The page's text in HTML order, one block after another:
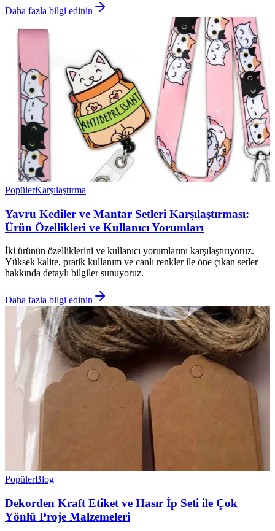
Daha fazla bilgi edinin
PopülerKarşılaştırma
Yavru Kediler ve Mantar Setleri Karşılaştırması:
Ürün Özellikleri ve Kullanıcı Yorumları
İki ürünün özelliklerini ve kullanıcı yorumlarını karşılaştırıyoruz.
Yüksek kalite, pratik kullanım ve canlı renkler ile öne çıkan setler
hakkında detaylı bilgiler sunuyoruz.
Daha fazla bilgi edinin
PopülerBlog
Dekorden Kraft Etiket ve Hasır İp Seti ile Çok
Yönlü Proje Malzemeleri